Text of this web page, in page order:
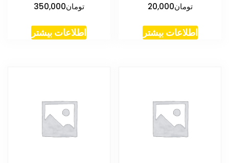
تومان20,000
اطلاعات بیشتر
تومان350,000
اطلاعات بیشتر